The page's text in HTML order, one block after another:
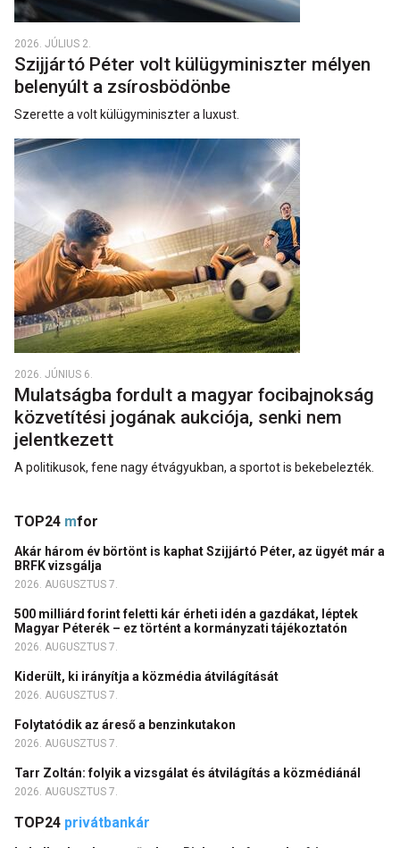
2026. JÚLIUS 2.
Szijjártó Péter volt külügyminiszter mélyen
belenyúlt a zsírosbödönbe
Szerette a volt külügyminiszter a luxust.
2026. JÚNIUS 6.
Mulatságba fordult a magyar focibajnokság
közvetítési jogának aukciója, senki nem
jelentkezett
A politikusok, fene nagy étvágyukban, a sportot is bekebelezték.
TOP24 mfor
Akár három év börtönt is kaphat Szijjártó Péter, az ügyét már a
BRFK vizsgálja
2026. AUGUSZTUS 7.
500 milliárd forint feletti kár érheti idén a gazdákat, léptek
Magyar Péterék – ez történt a kormányzati tájékoztatón
2026. AUGUSZTUS 7.
Kiderült, ki irányítja a közmédia átvilágítását
2026. AUGUSZTUS 7.
Folytatódik az áreső a benzinkutakon
2026. AUGUSZTUS 7.
Tarr Zoltán: folyik a vizsgálat és átvilágítás a közmédiánál
2026. AUGUSZTUS 7.
TOP24 privátbankár